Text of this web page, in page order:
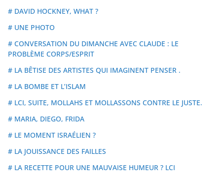
# DAVID HOCKNEY, WHAT ?
# UNE PHOTO
# CONVERSATION DU DIMANCHE AVEC CLAUDE : LE
PROBLÈME CORPS/ESPRIT
# LA BÊTISE DES ARTISTES QUI IMAGINENT PENSER .
# LA BOMBE ET L’ISLAM
# LCI, SUITE, MOLLAHS ET MOLLASSONS CONTRE LE JUSTE.
# MARIA, DIEGO, FRIDA
# LE MOMENT ISRAÉLIEN ?
# LA JOUISSANCE DES FAILLES
# LA RECETTE POUR UNE MAUVAISE HUMEUR ? LCI